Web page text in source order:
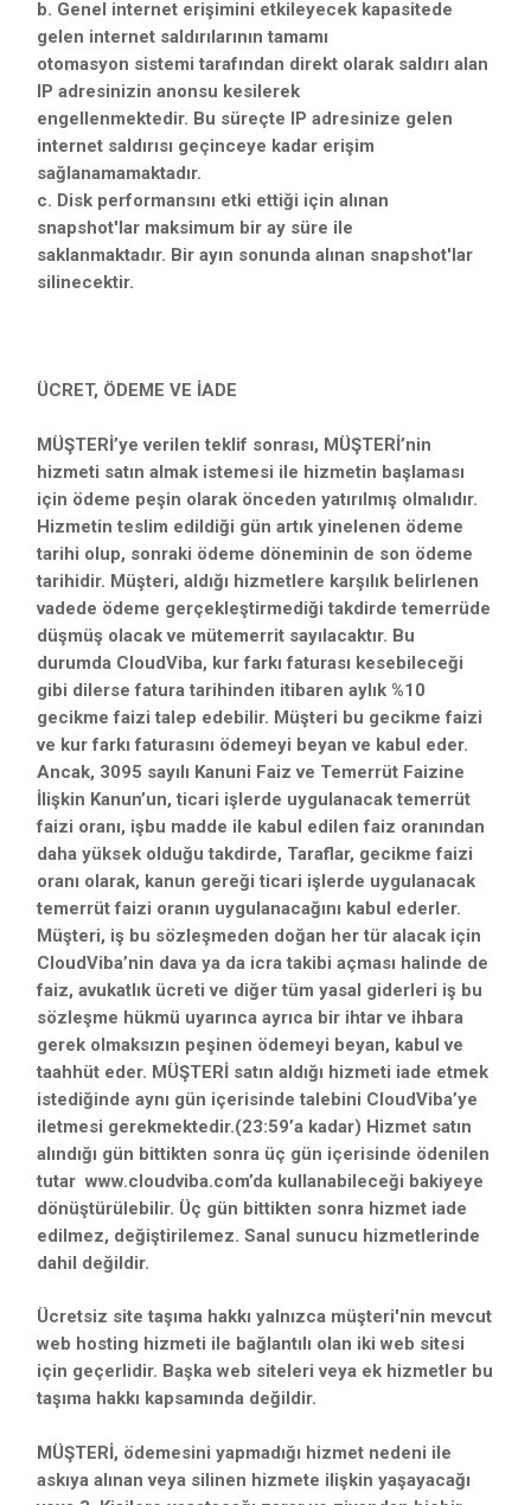
b. Genel internet erişimini etkileyecek kapasitede
gelen internet saldırılarının tamamı
otomasyon sistemi tarafından direkt olarak saldırı alan
IP adresinizin anonsu kesilerek
engellenmektedir. Bu süreçte IP adresinize gelen
internet saldırısı geçinceye kadar erişim
sağlanamamaktadır.
c. Disk performansını etki ettiği için alınan
snapshot'lar maksimum bir ay süre ile
saklanmaktadır. Bir ayın sonunda alınan snapshot'lar
silinecektir.
ÜCRET, ÖDEME VE İADE
MÜŞTERİ’ye verilen teklif sonrası, MÜŞTERİ’nin
hizmeti satın almak istemesi ile hizmetin başlaması
için ödeme peşin olarak önceden yatırılmış olmalıdır.
Hizmetin teslim edildiği gün artık yinelenen ödeme
tarihi olup, sonraki ödeme döneminin de son ödeme
tarihidir. Müşteri, aldığı hizmetlere karşılık belirlenen
vadede ödeme gerçekleştirmediği takdirde temerrüde
düşmüş olacak ve mütemerrit sayılacaktır. Bu
durumda CloudViba, kur farkı faturası kesebileceği
gibi dilerse fatura tarihinden itibaren aylık %10
gecikme faizi talep edebilir. Müşteri bu gecikme faizi
ve kur farkı faturasını ödemeyi beyan ve kabul eder.
Ancak, 3095 sayılı Kanuni Faiz ve Temerrüt Faizine
İlişkin Kanun’un, ticari işlerde uygulanacak temerrüt
faizi oranı, işbu madde ile kabul edilen faiz oranından
daha yüksek olduğu takdirde, Taraflar, gecikme faizi
oranı olarak, kanun gereği ticari işlerde uygulanacak
temerrüt faizi oranın uygulanacağını kabul ederler.
Müşteri, iş bu sözleşmeden doğan her tür alacak için
CloudViba’nin dava ya da icra takibi açması halinde de
faiz, avukatlık ücreti ve diğer tüm yasal giderleri iş bu
sözleşme hükmü uyarınca ayrıca bir ihtar ve ihbara
gerek olmaksızın peşinen ödemeyi beyan, kabul ve
taahhüt eder. MÜŞTERİ satın aldığı hizmeti iade etmek
istediğinde aynı gün içerisinde talebini CloudViba’ye
iletmesi gerekmektedir.(23:59’a kadar) Hizmet satın
alındığı gün bittikten sonra üç gün içerisinde ödenilen
tutar www.cloudviba.com’da kullanabileceği bakiyeye
dönüştürülebilir. Üç gün bittikten sonra hizmet iade
edilmez, değiştirilemez. Sanal sunucu hizmetlerinde
dahil değildir.
Ücretsiz site taşıma hakkı yalnızca müşteri'nin mevcut
web hosting hizmeti ile bağlantılı olan iki web sitesi
için geçerlidir. Başka web siteleri veya ek hizmetler bu
taşıma hakkı kapsamında değildir.
MÜŞTERİ, ödemesini yapmadığı hizmet nedeni ile
askıya alınan veya silinen hizmete ilişkin yaşayacağı